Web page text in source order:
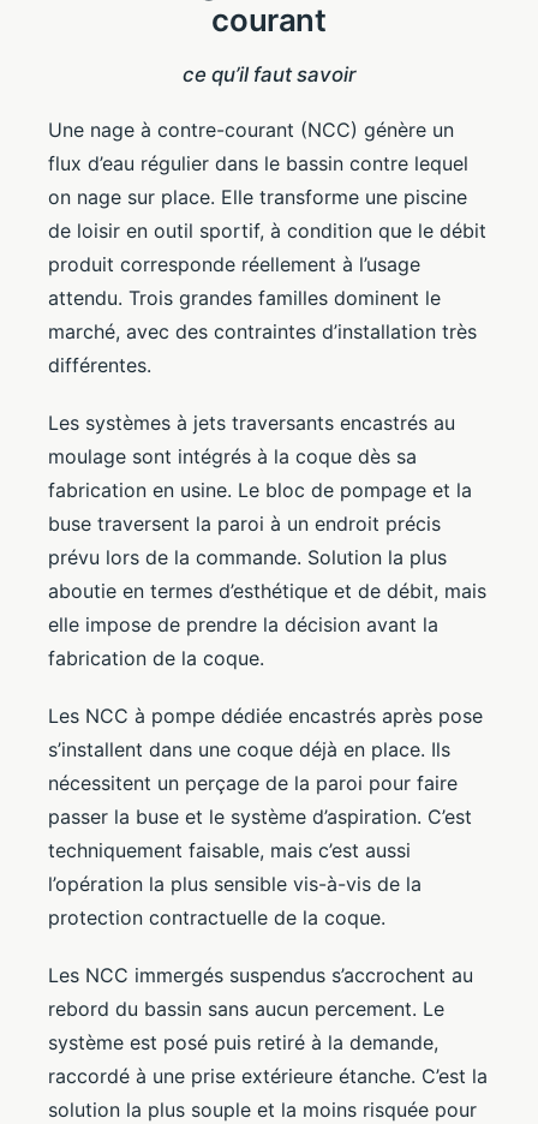
courant
ce qu’il faut savoir
Une nage à contre-courant (NCC) génère un
flux d’eau régulier dans le bassin contre lequel
on nage sur place. Elle transforme une piscine
de loisir en outil sportif, à condition que le débit
produit corresponde réellement à l’usage
attendu. Trois grandes familles dominent le
marché, avec des contraintes d’installation très
différentes.
Les systèmes à jets traversants encastrés au
moulage sont intégrés à la coque dès sa
fabrication en usine. Le bloc de pompage et la
buse traversent la paroi à un endroit précis
prévu lors de la commande. Solution la plus
aboutie en termes d’esthétique et de débit, mais
elle impose de prendre la décision avant la
fabrication de la coque.
Les NCC à pompe dédiée encastrés après pose
s’installent dans une coque déjà en place. Ils
nécessitent un perçage de la paroi pour faire
passer la buse et le système d’aspiration. C’est
techniquement faisable, mais c’est aussi
l’opération la plus sensible vis-à-vis de la
protection contractuelle de la coque.
Les NCC immergés suspendus s’accrochent au
rebord du bassin sans aucun percement. Le
système est posé puis retiré à la demande,
raccordé à une prise extérieure étanche. C’est la
solution la plus souple et la moins risquée pour